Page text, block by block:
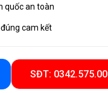
quốc an toàn
cam kết
SĐT: